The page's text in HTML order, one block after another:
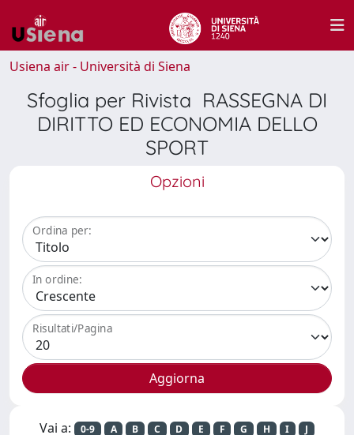
Usiena air - Università di Siena
Sfoglia per Rivista RASSEGNA DI
DIRITTO ED ECONOMIA DELLO
SPORT
Opzioni
Ordina per:
In ordine:
Risultati/Pagina
Vai a: 0-9 A B C D E F G H I
J